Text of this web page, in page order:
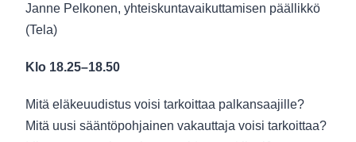
Janne Pelkonen, yhteiskuntavaikuttamisen päällikkö
(Tela)
Klo 18.25–18.50
Mitä eläkeuudistus voisi tarkoittaa palkansaajille?
Mitä uusi sääntöpohjainen vakauttaja voisi tarkoittaa?